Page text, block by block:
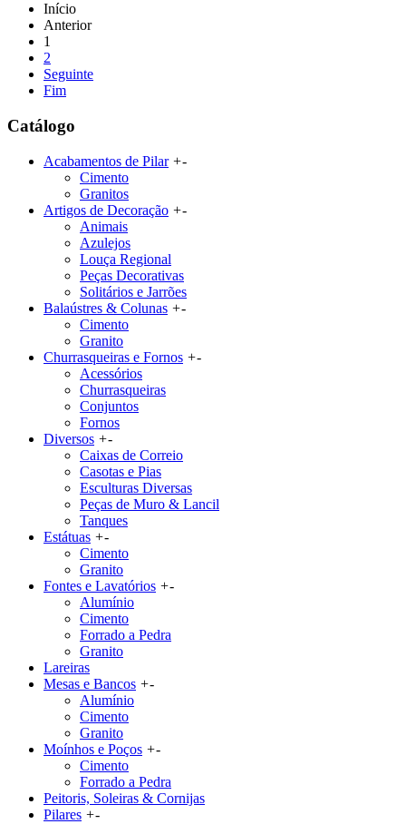
Início
Anterior
1
2
Seguinte
Fim
Catálogo
Acabamentos de Pilar +-
Cimento
Granitos
Artigos de Decoração +-
Animais
Azulejos
Louça Regional
Peças Decorativas
Solitários e Jarrões
Balaústres & Colunas +-
Cimento
Granito
Churrasqueiras e Fornos +-
Acessórios
Churrasqueiras
Conjuntos
Fornos
Diversos +-
Caixas de Correio
Casotas e Pias
Esculturas Diversas
Peças de Muro & Lancil
Tanques
Estátuas +-
Cimento
Granito
Fontes e Lavatórios +-
Alumínio
Cimento
Forrado a Pedra
Granito
Lareiras
Mesas e Bancos +-
Alumínio
Cimento
Granito
Moínhos e Poços +-
Cimento
Forrado a Pedra
Peitoris, Soleiras & Cornijas
Pilares +-